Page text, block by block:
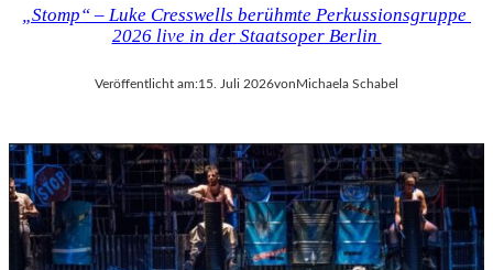
„Stomp“ – Luke Cresswells berühmte Perkussionsgruppe
2026 live in der Staatsoper Berlin
Veröffentlicht am:15. Juli 2026vonMichaela Schabel